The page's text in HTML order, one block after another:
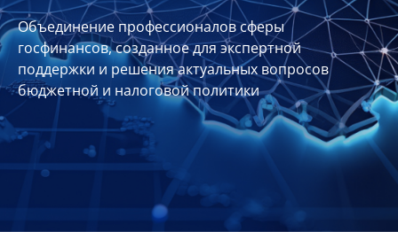
Совет
Союза
Участники
Планы
отчеты
Контакты
Объединение профессионалов сферы
госфинансов, созданное для экспертной
поддержки и решения актуальных вопросов
бюджетной и налоговой политики